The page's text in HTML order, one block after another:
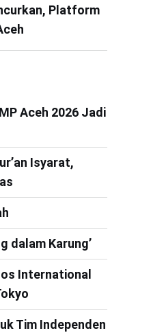
Platform
Aceh 2026 Jadi
Isyarat,
dalam Karung’
International
Tim Independen